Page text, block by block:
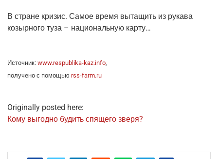
В стране кри­зис. Самое вре­мя выта­щить из рука­ва
козыр­но­го туза – наци­о­наль­ную карту…
Источ­ник: www.respublika-kaz.info
полу­че­но с помо­щью rss-farm.ru
Originally posted here:
Кому выгод­но будить спя­ще­го зверя?